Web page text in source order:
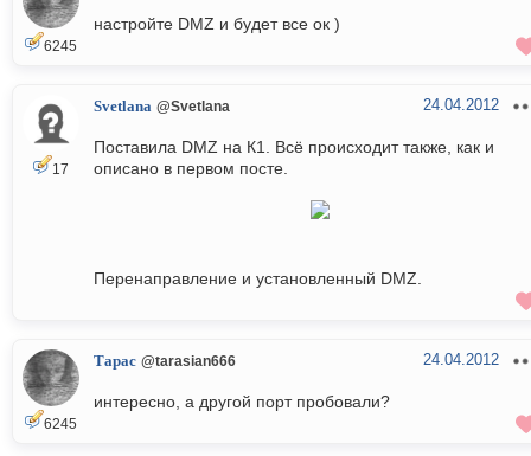
6245
настройте DMZ и будет все ок )
17
Svetlana @Svetlana 24.04.2012
Поставила DMZ на К1. Всё происходит также, как и
описано в первом посте.
Перенаправление и установленный DMZ.
6245
Тарас @tarasian666 24.04.2012
интересно, а другой порт пробовали?